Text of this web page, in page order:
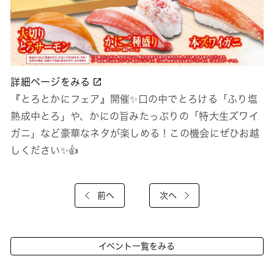
詳細ページをみる
『とろとかにフェア』開催✨口の中でとろける「ふり塩
熟成中とろ」や、かにの旨みたっぷりの「特大生ズワイ
ガニ」など豪華なネタが楽しめる！この機会にぜひお越
しください✨👍
前へ 次へ
イベント一覧をみる